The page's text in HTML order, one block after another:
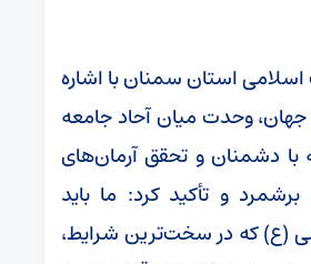
اسلامی استان سمنان با اشاره
جهان، وحدت میان آحاد جامعه
با دشمنان و تحقق آرمان‌های
و تأکید کرد: ما باید
(ع) که در سخت‌ترین شرایط،